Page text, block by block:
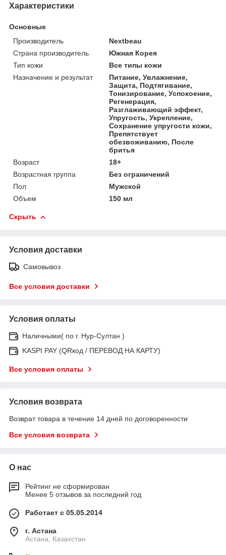
Характеристики
Основные
Производитель
Nextbeau
Страна производитель
Южная Корея
Тип кожи
Все типы кожи
Назначение и результат
Питание, Увлажнение,
Защита, Подтягивание,
Тонизирование, Успокоение,
Регенерация,
Разглаживающий эффект,
Упругость, Укрепление,
Сохранение упругости кожи,
Препятствует
обезвоживанию, После
бритья
Возраст
18+
Возрастная группа
Без ограничений
Пол
Мужской
Объем
150 мл
Скрыть
Условия доставки
Самовывоз
Все условия доставки
Условия оплаты
Наличными( по г. Нур-Султан )
KASPI PAY (QRкод / ПЕРЕВОД НА КАРТУ)
Все условия оплаты
Условия возврата
Возврат товара в течение 14 дней по договоренности
Все условия возврата
О нас
Рейтинг не сформирован
Менее 5 отзывов за последний год
Работает с 05.05.2014
г. Астана
Астана, Казахстан